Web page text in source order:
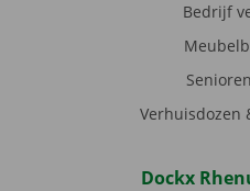
Bedrijf
Verhuisdozen
Dockx